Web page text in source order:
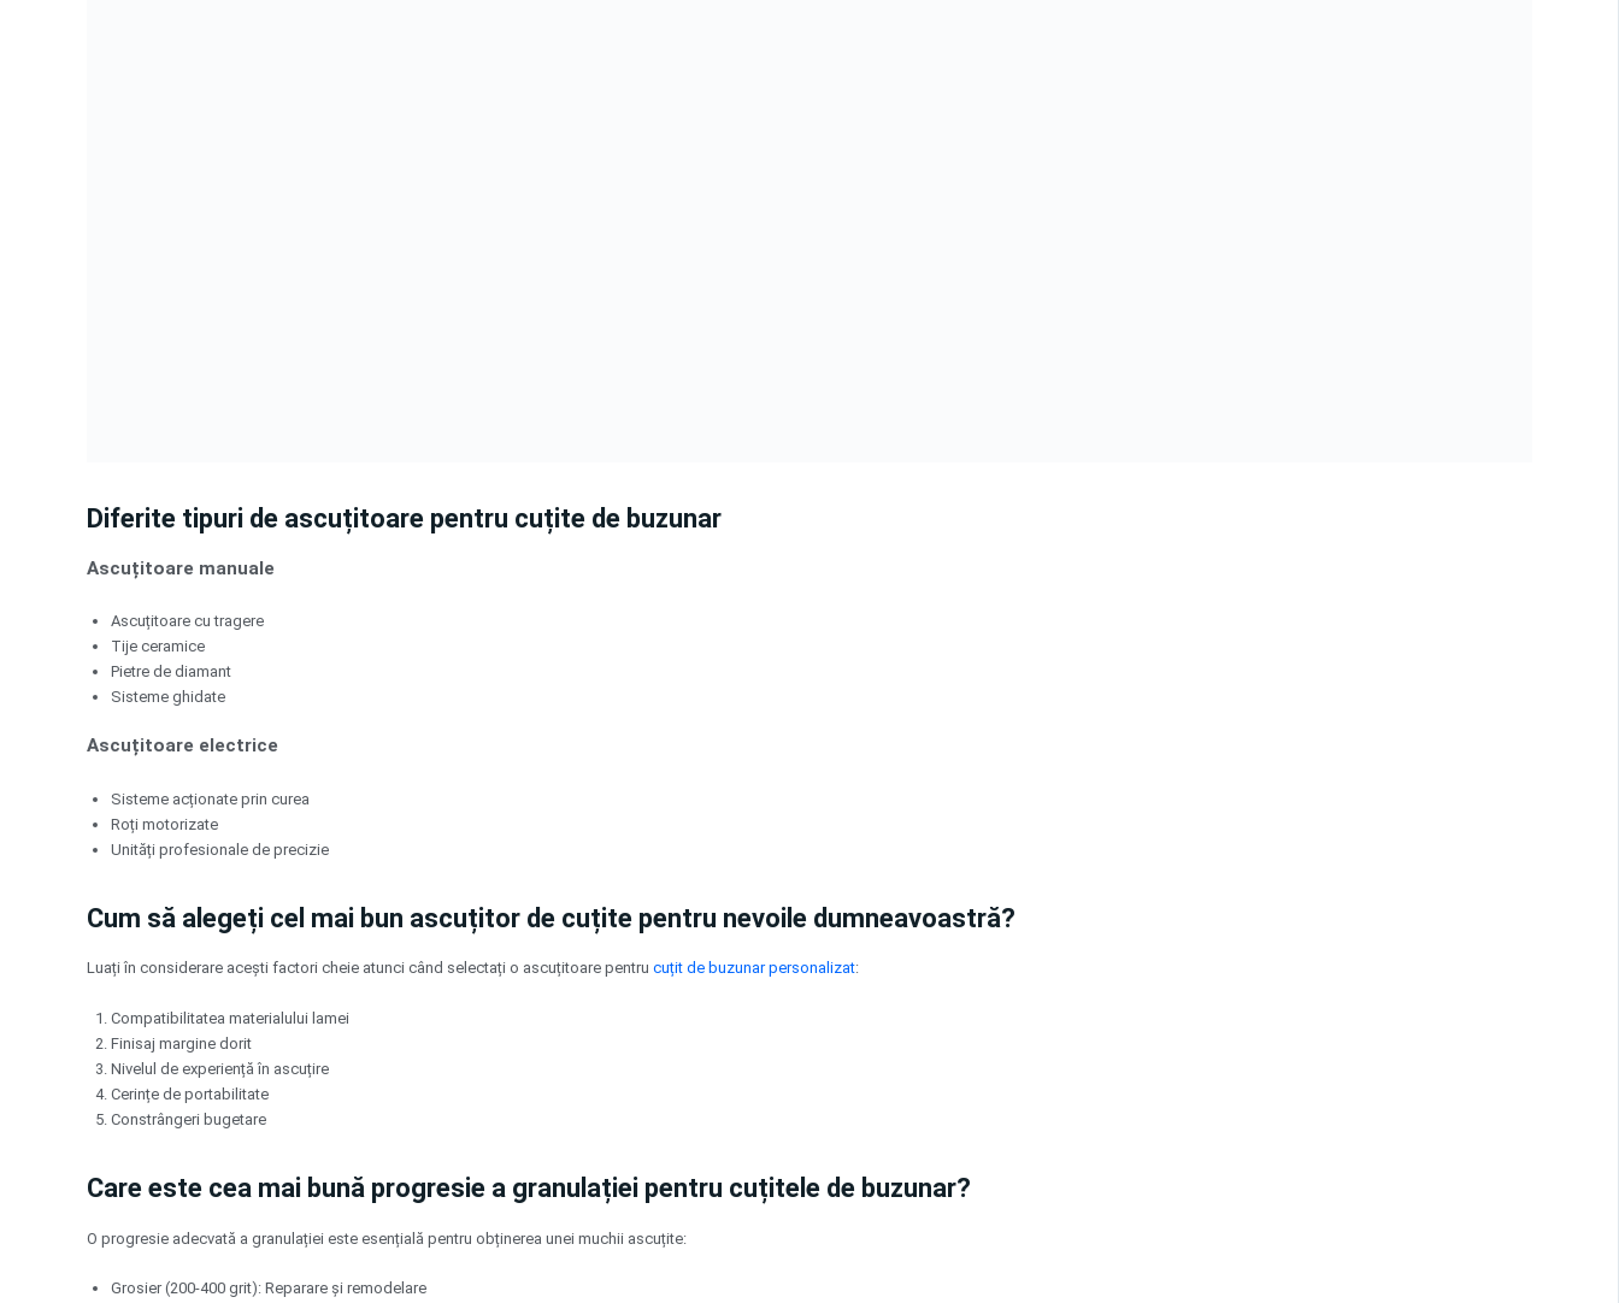
Diferite tipuri de ascuțitoare pentru cuțite de buzunar
Ascuțitoare manuale
Ascuțitoare cu tragere
Tije ceramice
Pietre de diamant
Sisteme ghidate
Ascuțitoare electrice
Sisteme acționate prin curea
Roți motorizate
Unități profesionale de precizie
Cum să alegeți cel mai bun ascuțitor de cuțite pentru nevoile dumneavoastră?
Luați în considerare acești factori cheie atunci când selectați o ascuțitoare pentru cuțit de buzunar personalizat:
Compatibilitatea materialului lamei
Finisaj margine dorit
Nivelul de experiență în ascuțire
Cerințe de portabilitate
Constrângeri bugetare
Care este cea mai bună progresie a granulației pentru cuțitele de buzunar?
O progresie adecvată a granulației este esențială pentru obținerea unei muchii ascuțite:
Grosier (200-400 grit): Reparare și remodelare